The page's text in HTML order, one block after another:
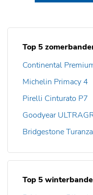
Top 5
Continental
Michelin Primacy 4
Pirelli Cinturato P7
Goodyear
Bridgestone
Top 5